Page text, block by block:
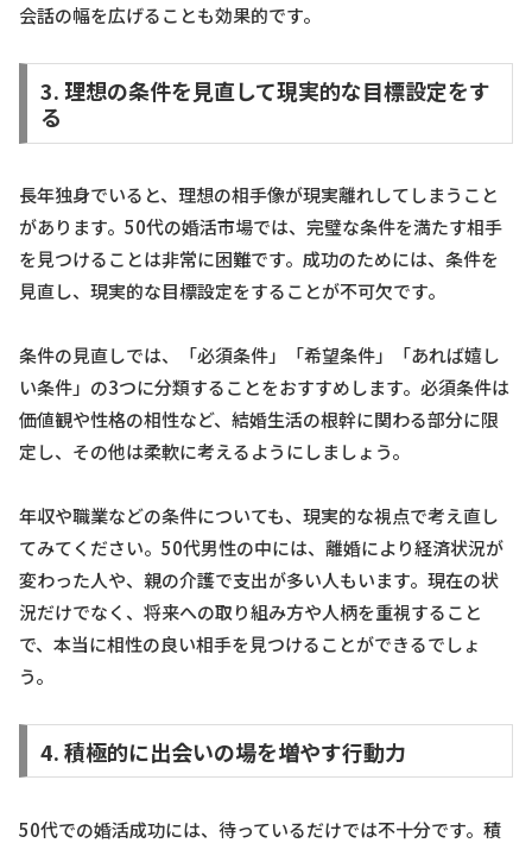
会話の幅を広げることも効果的です。
3. 理想の条件を見直して現実的な目標設定をす
る
長年独身でいると、理想の相手像が現実離れしてしまうこと
があります。50代の婚活市場では、完璧な条件を満たす相手
を見つけることは非常に困難です。成功のためには、条件を
見直し、現実的な目標設定をすることが不可欠です。
条件の見直しでは、「必須条件」「希望条件」「あれば嬉し
い条件」の3つに分類することをおすすめします。必須条件は
価値観や性格の相性など、結婚生活の根幹に関わる部分に限
定し、その他は柔軟に考えるようにしましょう。
年収や職業などの条件についても、現実的な視点で考え直し
てみてください。50代男性の中には、離婚により経済状況が
変わった人や、親の介護で支出が多い人もいます。現在の状
況だけでなく、将来への取り組み方や人柄を重視すること
で、本当に相性の良い相手を見つけることができるでしょ
う。
4. 積極的に出会いの場を増やす行動力
50代での婚活成功には、待っているだけでは不十分です。積